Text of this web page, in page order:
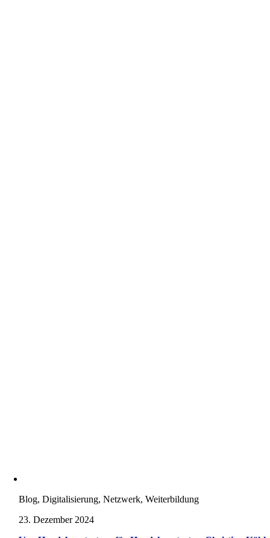
Blog, Digitalisierung, Netzwerk, Weiterbildung
23. Dezember 2024